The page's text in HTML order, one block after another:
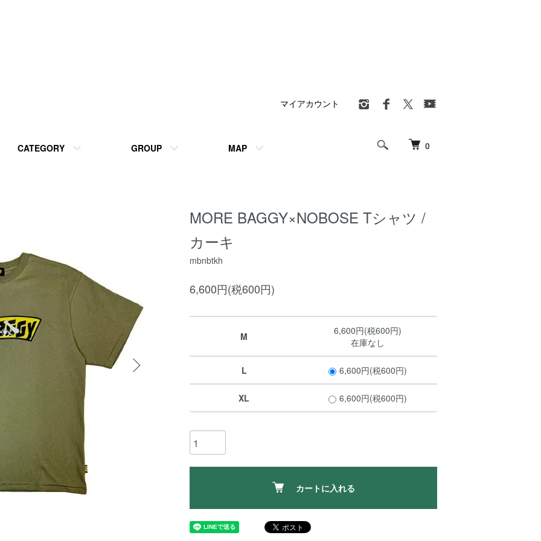
0
CATEGORY GROUP MAP
マイアカウント
MORE BAGGY×NOBOSE Tシャツ /
カーキ
mbnbtkh
6,600円(税600円)
M
6,600円(税600円)
在庫なし
L 6,600円(税600円)
XL 6,600円(税600円)
カートに入れる